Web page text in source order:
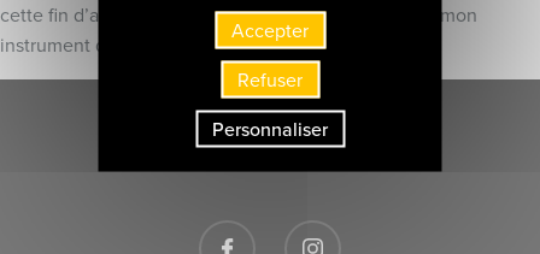
cette fin d’année 2020, si particulière, et l’avenir de mon
instrument que j’aime tant, l’accordéon !
Accepter
Refuser
Personnaliser